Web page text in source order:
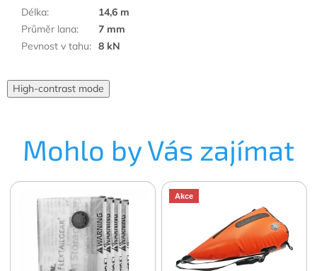
Délka:
14,6 m
Průměr lana:
7 mm
Pevnost v tahu: 8 kN
High-contrast mode
Mohlo by Vás zajímat
Akce